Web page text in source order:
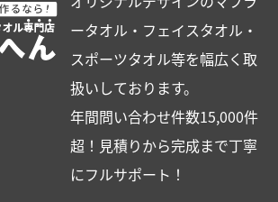
ータオル・フェイスタオル・
スポーツタオル等を幅広く取
扱いしております。
年間問い合わせ件数15,000件
超！見積りから完成まで丁寧
にフルサポート！